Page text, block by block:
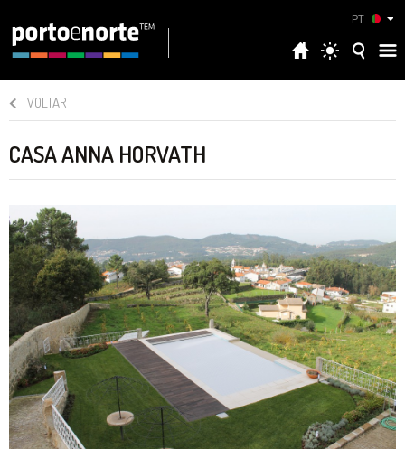
PT
VOLTAR
CASA ANNA HORVATH